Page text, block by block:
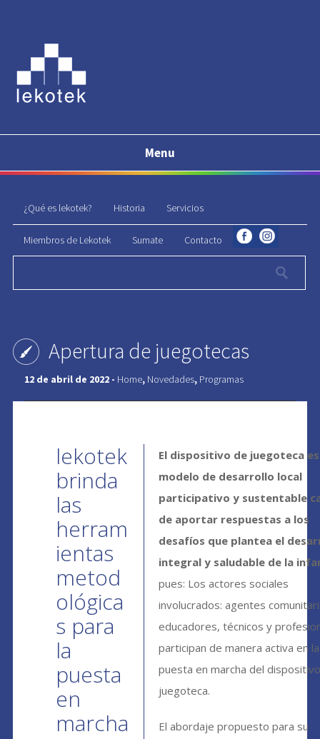
Menu
¿Qué es lekotek? Historia Servicios
Miembros de Lekotek Sumate Contacto
Apertura de juegotecas
12 de abril de 2022 - Home, Novedades, Programas
lekotek
brinda
las
herram
ientas
metod
ológica
s para
la
puesta
en
marcha
El dispositivo de juegoteca
modelo de desarrollo local
participativo y sustentable
de aportar respuestas a los
desafíos que plantea el
integral y saludable de la
pues: Los actores sociales
involucrados: agentes
educadores, técnicos y
participan de manera activa en la
puesta en marcha del
juegoteca.
El abordaje propuesto para su